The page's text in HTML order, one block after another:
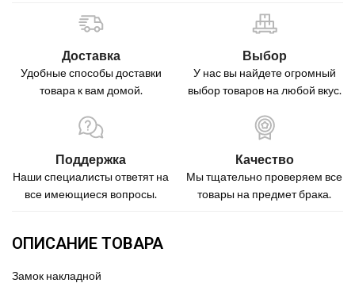
Доставка
Удобные способы доставки
товара к вам домой.
Выбор
У нас вы найдете огромный
выбор товаров на любой вкус.
Поддержка
Наши специалисты ответят на
все имеющиеся вопросы.
Качество
Мы тщательно проверяем все
товары на предмет брака.
ОПИСАНИЕ ТОВАРА
Замок накладной